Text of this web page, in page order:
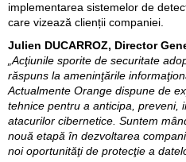
implementarea sistemelor de
care vizează clienții companiei.
Julien DUCARROZ, Director
„Acţiunile sporite de securitate
răspuns la ameninţările
Actualmente Orange dispune de
tehnice pentru a anticipa, preveni,
atacurilor cibernetice. Suntem
nouă etapă în dezvoltarea
noi oportunităţi de protecţie a